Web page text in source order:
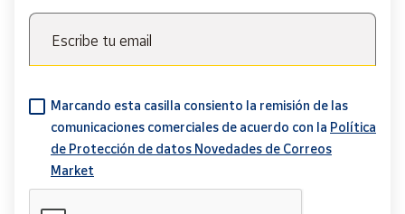
Escribe tu email
Marcando esta casilla consiento la remisión de las
comunicaciones comerciales de acuerdo con la Política
de Protección de datos Novedades de Correos
Market